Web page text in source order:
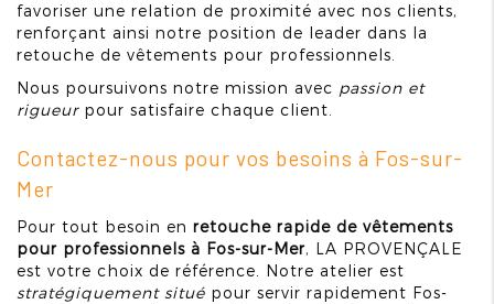
favoriser une relation de proximité avec nos clients,
renforçant ainsi notre position de leader dans la
retouche de vêtements pour professionnels.
Nous poursuivons notre mission avec passion et
rigueurpour satisfaire chaque client.
Contactez-nous pour vos besoins à Fos-sur-
Mer
Pour tout besoin en retouche rapide de vêtements
pour professionnels à Fos-sur-Mer, LA PROVENÇALE
est votre choix de référence. Notre atelier est
stratégiquement situé pour servir rapidement Fos-